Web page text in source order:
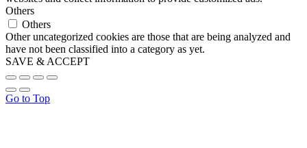
Others
Others
Other uncategorized cookies are those that are being analyzed and
have not been classified into a category as yet.
SAVE & ACCEPT
Go to Top